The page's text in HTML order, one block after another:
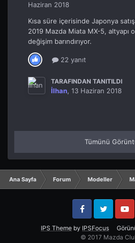
Haziran 2018
Kısa süre içerisinde Japonya
2019 Mazda Miata MX-5, altyapı
değişim barındırıyor.
22 yanıt
TARAFINDAN TANITILDI
İlhan, 13 Haziran 2018
Tümünü
Ana Sayfa Forum Modeller
IPS Theme by IPSFocus
FacebookTwitter YouTube
© 2017 Mazda